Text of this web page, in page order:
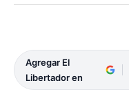
Agregar El
Libertador en